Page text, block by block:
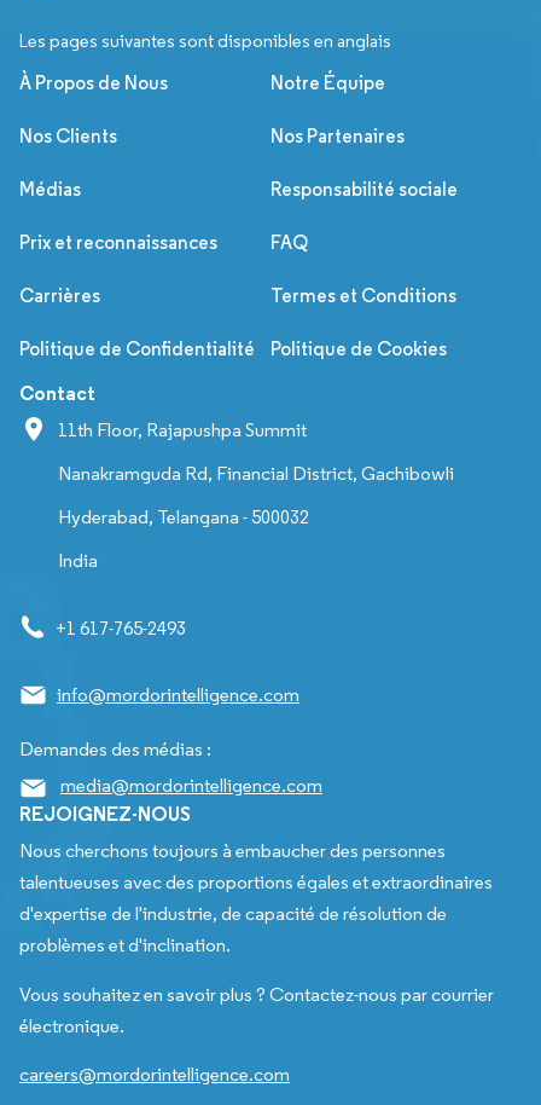
Les pages suivantes sont disponibles en anglais
À Propos de Nous Notre Équipe
Nos Clients Nos Partenaires
Médias Responsabilité sociale
Prix et reconnaissances FAQ
Carrières Termes et Conditions
Politique de Confidentialité Politique de Cookies
Contact
11th Floor, Rajapushpa Summit
Nanakramguda Rd, Financial District, Gachibowli
Hyderabad, Telangana - 500032
India
+1 617-765-2493
info@mordorintelligence.com
Demandes des médias :
media@mordorintelligence.com
REJOIGNEZ-NOUS
Nous cherchons toujours à embaucher des personnes
talentueuses avec des proportions égales et extraordinaires
d'expertise de l'industrie, de capacité de résolution de
problèmes et d'inclination.
Vous souhaitez en savoir plus ? Contactez-nous par courrier
électronique.
careers@mordorintelligence.com